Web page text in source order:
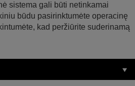
sistema gali būti netinkamai
būdu pasirinktumėte operacinę
kad peržiūrite suderinamą